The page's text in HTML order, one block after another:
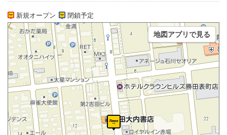
新規オープン 閉鎖予定
地図アプリで見る